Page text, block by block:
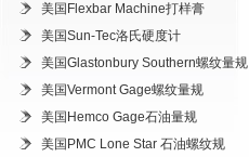
美国Flexbar Machine打样膏
美国Sun-Tec洛氏硬度计
美国Glastonbury Southern螺纹量规
美国Vermont Gage螺纹量规
美国Hemco Gage石油量规
美国PMC Lone Star 石油螺纹规